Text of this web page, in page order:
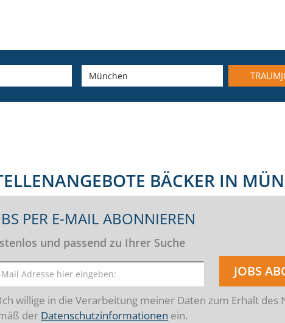
BÄCKER IN
PER E-MAIL ABONNIEREN
und passend zu Ihrer Suche
JOBS
Ich willige in die Verarbeitung meiner Daten zum Erhalt des
der Datenschutzinformationen ein.